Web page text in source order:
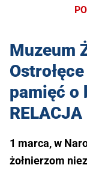
Muzeum
pamięć o
RELACJA
1 marca, w
żołnierzom